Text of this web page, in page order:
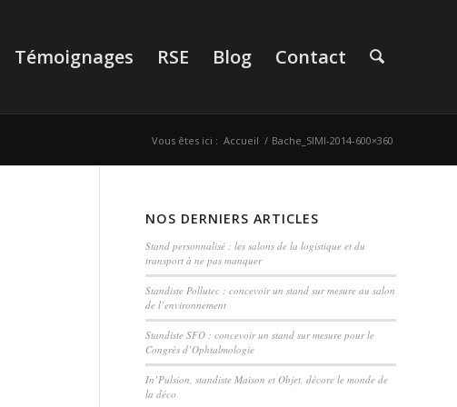
Témoignages RSE Blog Contact
Vous êtes ici : Accueil / Bache_SIMI-2014-600×360
NOS DERNIERS ARTICLES
Stand personnalisé : les salons de la logistique et du
transport à ne pas manquer
Standiste Pollutec : concevoir un stand sur mesure au salon
de l’environnement
Standiste SFO : concevoir un stand sur mesure pour le
Congrès d’Ophtalmologie
In’Pulsion, standiste Maison et Objet, décore le monde de
la déco